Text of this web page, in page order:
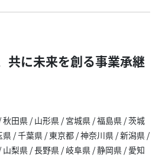
共に未来を創る事業承継
秋田県 /山形県 /宮城県 /福島県 /茨城
県 /千葉県 /東京都 /神奈川県 /新潟県 /
山梨県 /長野県 /岐阜県 /静岡県 /愛知